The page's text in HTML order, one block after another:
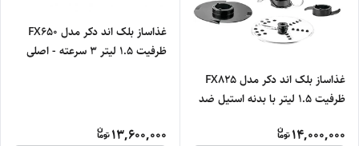
غذاساز بلک اند دکر مدل FX825
ظرفیت ۱.۵ لیتر با بدنه استیل ضد
14,000,000
غذاساز بلک اند دکر مدل FX650
ظرفیت ۱.۵ لیتر ۳ سرعته - اصلی
13,600,000